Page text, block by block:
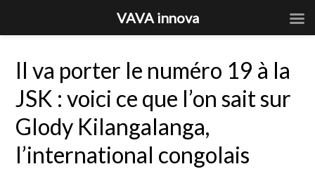
Il va porter le numéro 19 à la
JSK : voici ce que l’on sait sur
Glody Kilangalanga,
l’international congolais
VAVA innova